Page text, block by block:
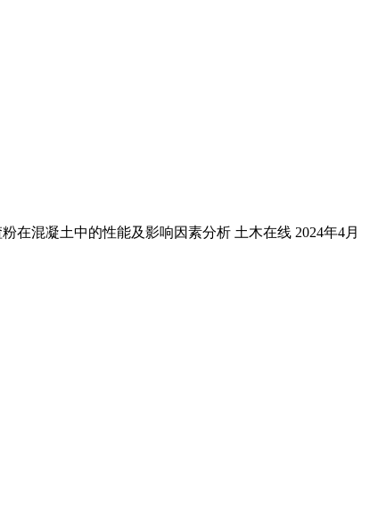
在混凝土中的性能及影响因素分析 土木在线 2024年4月